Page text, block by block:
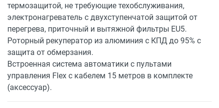
термозащитой, не требующие техобслуживания,
электронагреватель с двухступенчатой защитой от
перегрева, приточный и вытяжной фильтры EU5.
Роторный рекуператор из алюминия с КПД до 95% с
защита от обмерзания.
Встроенная система автоматики с пультами
управления Flex с кабелем 15 метров в комплекте
(аксессуар).